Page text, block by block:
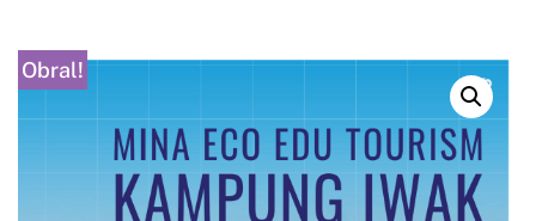
Obral!